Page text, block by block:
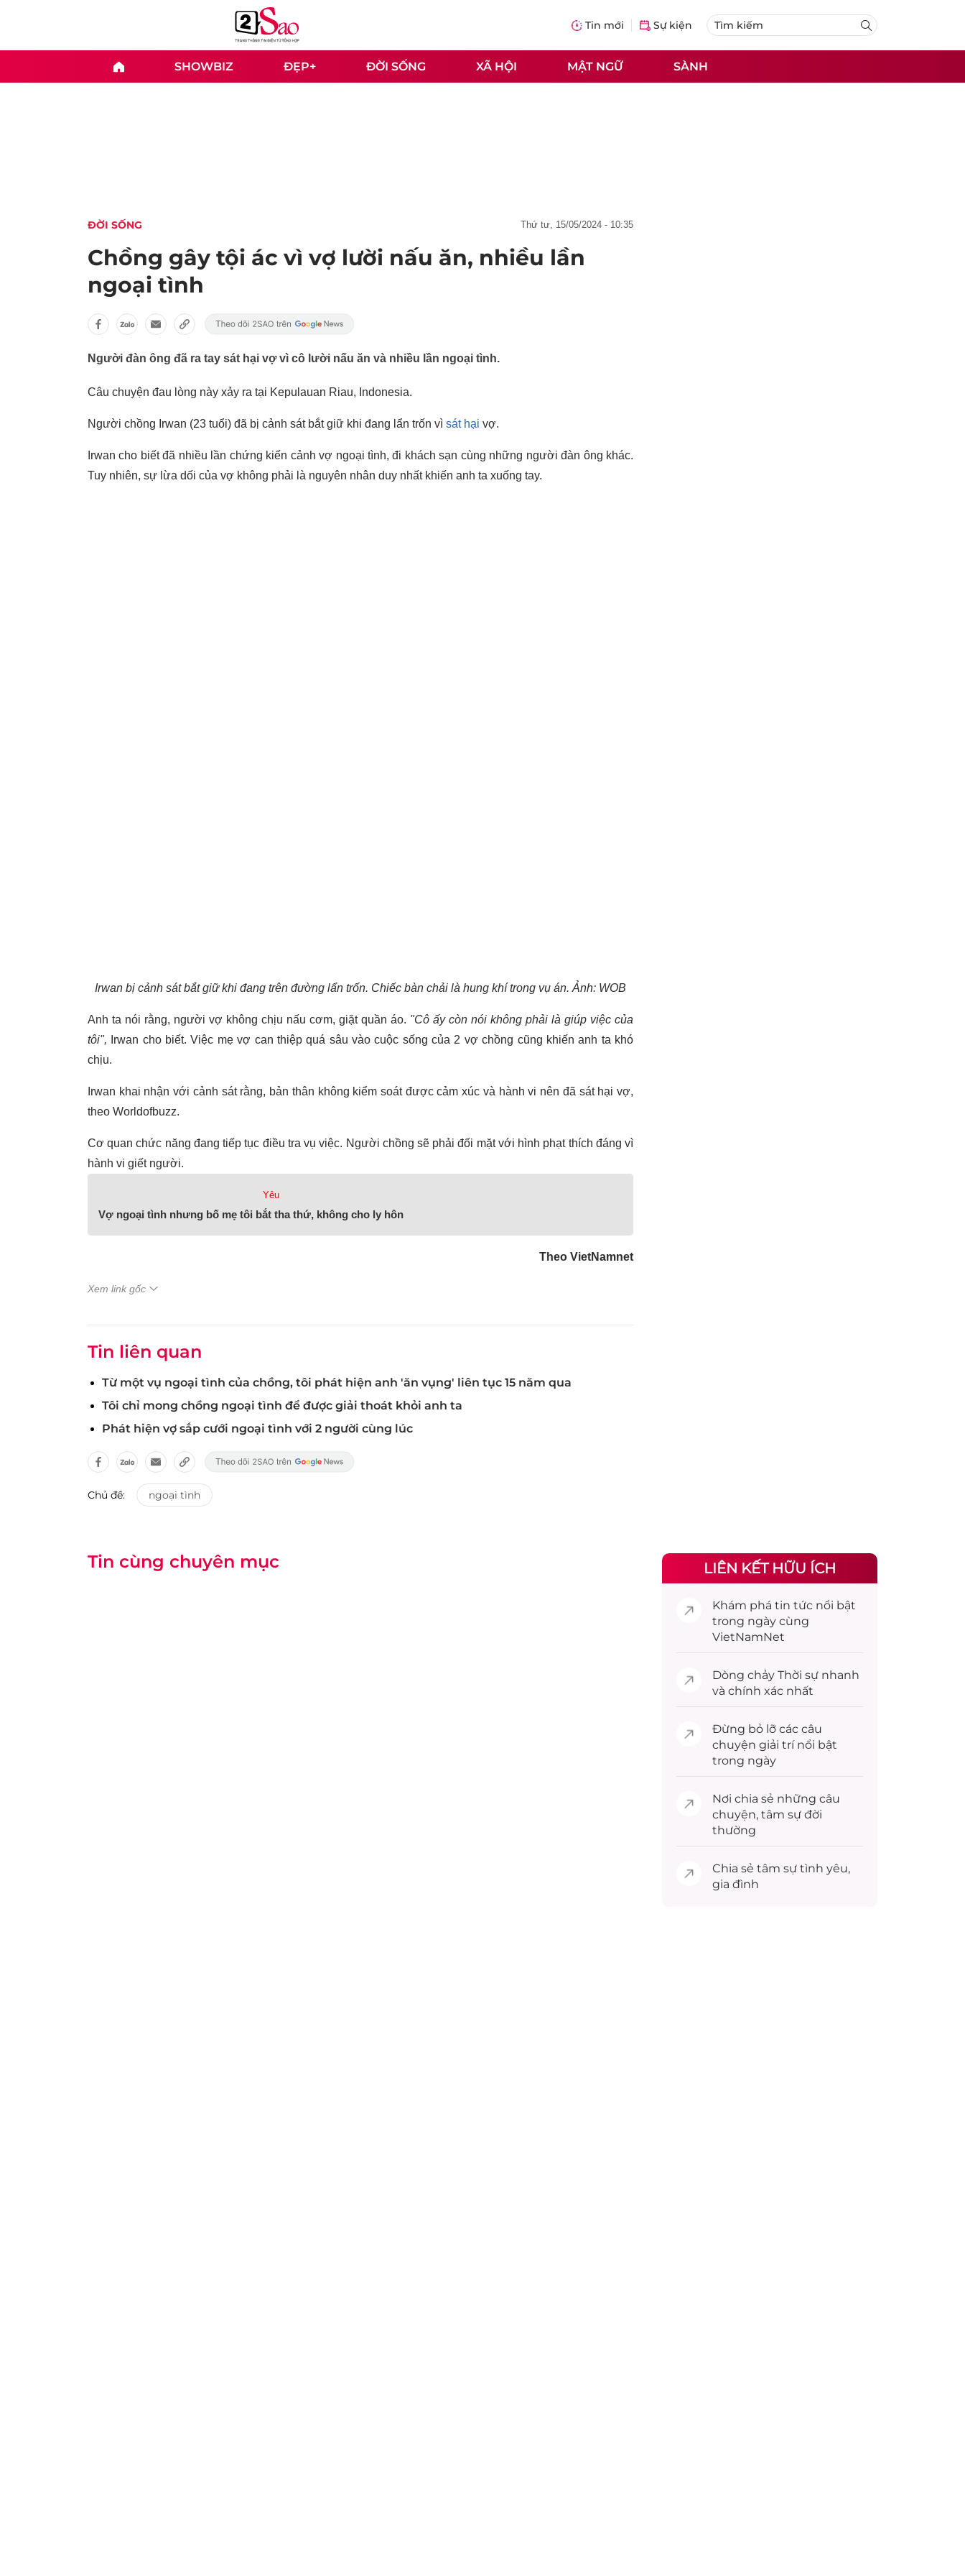
Tin mới Sự kiện
SHOWBIZ ĐẸP+ ĐỜI SỐNG XÃ HỘI MẬT NGỮ SÀNH
ĐỜI SỐNG thứ tư, 15/05/2024 - 10:35
Chồng gây tội ác vì vợ lười nấu ăn, nhiều lần
ngoại tình
Người đàn ông đã ra tay sát hại vợ vì cô lười nấu ăn và nhiều lần ngoại tình.
Câu chuyện đau lòng này xảy ra tại Kepulauan Riau, Indonesia.
Người chồng Irwan (23 tuổi) đã bị cảnh sát bắt giữ khi đang lẩn trốn vì sát hại vợ.
Irwan cho biết đã nhiều lần chứng kiến cảnh vợ ngoại tình, đi khách sạn cùng những người đàn ông khác.
Tuy nhiên, sự lừa dối của vợ không phải là nguyên nhân duy nhất khiến anh ta xuống tay.
Irwan bị cảnh sát bắt giữ khi đang trên đường lẩn trốn. Chiếc bàn chải là hung khí trong vụ án. Ảnh: WOB
Anh ta nói rằng, người vợ không chịu nấu cơm, giặt quần áo. "Cô ấy còn nói không phải là giúp việc của
tôi", Irwan cho biết. Việc mẹ vợ can thiệp quá sâu vào cuộc sống của 2 vợ chồng cũng khiến anh ta khó
chịu.
Irwan khai nhận với cảnh sát rằng, bản thân không kiểm soát được cảm xúc và hành vi nên đã sát hại vợ,
theo Worldofbuzz.
Cơ quan chức năng đang tiếp tục điều tra vụ việc. Người chồng sẽ phải đối mặt với hình phạt thích đáng vì
hành vi giết người.
Yêu
Vợ ngoại tình nhưng bố mẹ tôi bắt tha thứ, không cho ly hôn
Theo VietNamnet
Xem link gốc
Tin liên quan
Từ một vụ ngoại tình của chồng, tôi phát hiện anh 'ăn vụng' liên tục 15 năm qua
Tôi chỉ mong chồng ngoại tình để được giải thoát khỏi anh ta
Phát hiện vợ sắp cưới ngoại tình với 2 người cùng lúc
Chủ đề: ngoại tình
Tin cùng chuyên mục LIÊN KẾT HỮU ÍCH
Khám phá tin tức nổi bật
trong ngày cùng
VietNamNet
Dòng chảy Thời sự nhanh
và chính xác nhất
Đừng bỏ lỡ các câu
chuyện giải trínổi bật
trong ngày
Nơi chia sẻ những câu
chuyện, tâm sự đời
thường
Chia sẻ tâm sự tình yêu,
gia đình